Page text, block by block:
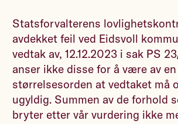
Statsforvalterens
avdekket feil ved Eidsvoll
vedtak av, 12.12.2023 i sak PS
anser ikke disse for å være av
størrelsesorden at vedtaket må
ugyldig. Summen av de forhold
bryter etter vår vurdering ikke